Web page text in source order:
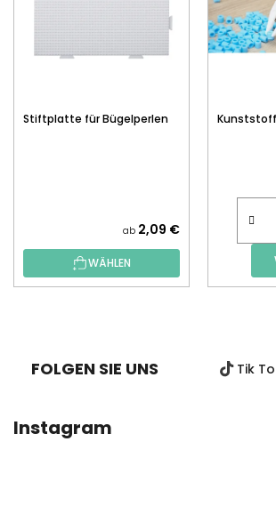
Stiftplatte für Bügelperlen
ab 2,09 €
WÄHLEN
FOLGEN SIE UNS Tik
Instagram